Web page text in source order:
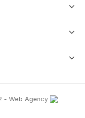
- Web Agency